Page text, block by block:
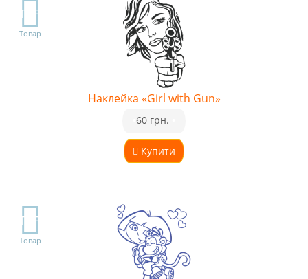
TOP
Товар
Наклейка «Girl with Gun»
Купити
60 грн.
TOP
Товар